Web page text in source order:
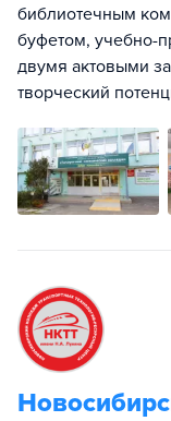
библиотечным
буфетом, учебно-
двумя актовыми
творческий